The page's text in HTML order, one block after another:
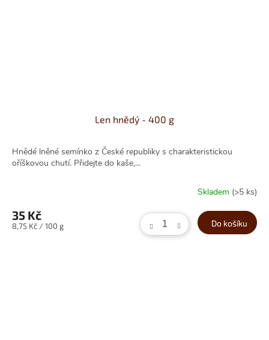
Len hnědý - 400 g
Hnědé lněné semínko z České republiky s charakteristickou
oříškovou chutí. Přidejte do kaše,...
Skladem (>5 ks)
35 Kč
Měrná
8,75 Kč / 100 g Do košíku